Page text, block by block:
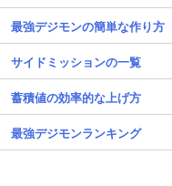
最強デジモンの簡単な作り方
サイドミッションの一覧
蓄積値の効率的な上げ方
最強デジモンランキング